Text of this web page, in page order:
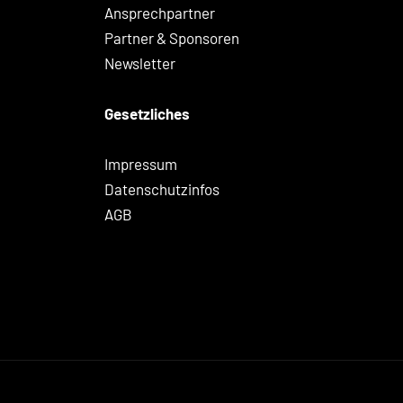
Ansprechpartner
Partner & Sponsoren
Newsletter
Gesetzliches
Impressum
Datenschutzinfos
AGB